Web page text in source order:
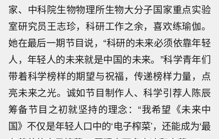
家、中科院生物物理所生物大分子国家重点实验
室研究员王志珍，科研工作之余，喜欢练瑜伽。
她在最后一期节目说，“科研的未来必须依靠年轻
人，年轻人的未来就是中国的未来。”科学青年们
带着科学榜样的期望与祝福，传递榜样力量，点
亮未来之光。诚如节目制作人、科学引荐人陈辰
筹备节目之初就坚持的理念：“我希望《未来中
国》不仅是年轻人口中的‘电子榨菜’，还能成为‘最